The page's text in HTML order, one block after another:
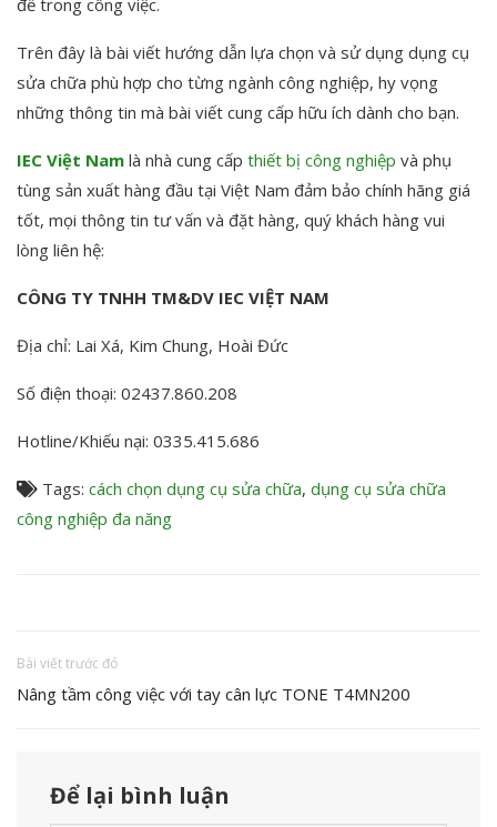
đề trong công việc.
Trên đây là bài viết hướng dẫn lựa chọn và sử dụng dụng cụ
sửa chữa phù hợp cho từng ngành công nghiệp, hy vọng
những thông tin mà bài viết cung cấp hữu ích dành cho bạn.
IEC Việt Nam là nhà cung cấp thiết bị công nghiệp và phụ
tùng sản xuất hàng đầu tại Việt Nam đảm bảo chính hãng giá
tốt, mọi thông tin tư vấn và đặt hàng, quý khách hàng vui
lòng liên hệ:
CÔNG TY TNHH TM&DV IEC VIỆT NAM
Địa chỉ: Lai Xá, Kim Chung, Hoài Đức
Số điện thoại: 02437.860.208
Hotline/Khiếu nại: 0335.415.686
Tags: cách chọn dụng cụ sửa chữa, dụng cụ sửa chữa
công nghiệp đa năng
Bài viết trước đó
Nâng tầm công việc với tay cân lực TONE T4MN200
Để lại bình luận